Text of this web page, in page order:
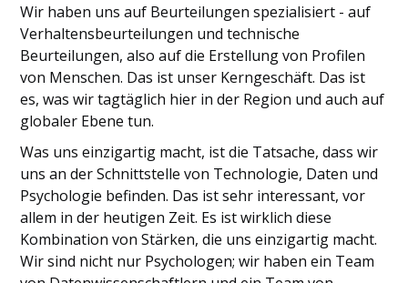
Wir haben uns auf Beurteilungen spezialisiert - auf
Verhaltensbeurteilungen und technische
Beurteilungen, also auf die Erstellung von Profilen
von Menschen. Das ist unser Kerngeschäft. Das ist
es, was wir tagtäglich hier in der Region und auch auf
globaler Ebene tun.
Was uns einzigartig macht, ist die Tatsache, dass wir
uns an der Schnittstelle von Technologie, Daten und
Psychologie befinden. Das ist sehr interessant, vor
allem in der heutigen Zeit. Es ist wirklich diese
Kombination von Stärken, die uns einzigartig macht.
Wir sind nicht nur Psychologen; wir haben ein Team